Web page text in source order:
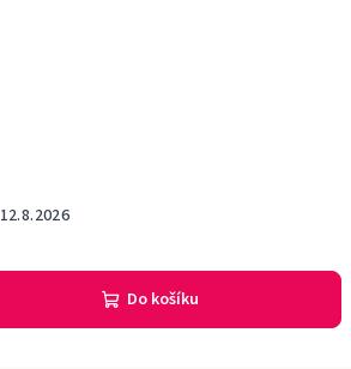
12.8.2026
Do košíku